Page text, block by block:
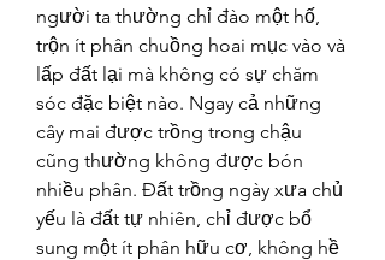
người ta thường chỉ đào một hố,
trộn ít phân chuồng hoai mục vào và
lấp đất lại mà không có sự chăm
sóc đặc biệt nào. Ngay cả những
cây mai được trồng trong chậu
cũng thường không được bón
nhiều phân. Đất trồng ngày xưa chủ
yếu là đất tự nhiên, chỉ được bổ
sung một ít phân hữu cơ, không hề